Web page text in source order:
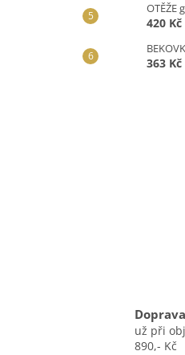
OTĚŽE
420 Kč
363 Kč
už při
890,- Kč